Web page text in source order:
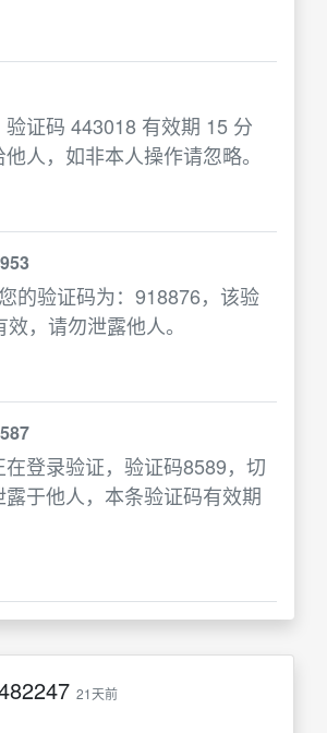
验证码 443018 有效期 15 分
人，如非本人操作请忽略。
的验证码为：918876，该验
，请勿泄露他人。
在登录验证，验证码8589，切
于他人，本条验证码有效期
21天前